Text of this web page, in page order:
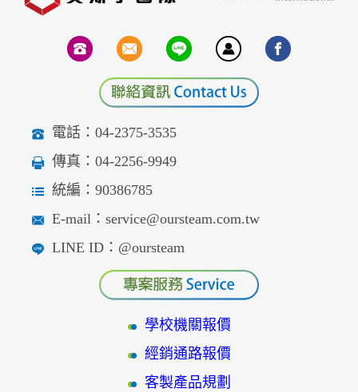
電話：04-2375-3535
傳真：04-2256-9949
統編：90386785
E-mail：service@oursteam.com.tw
LINE ID：@oursteam
學校機關報價
經銷通路報價
客製產品規劃